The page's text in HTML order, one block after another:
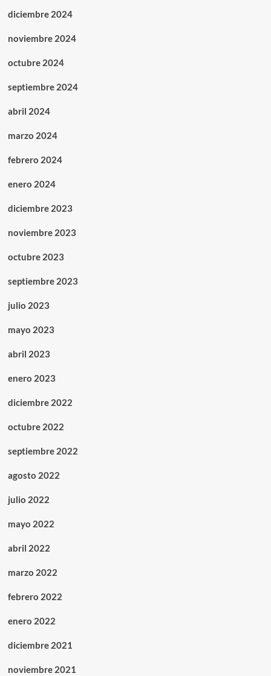
diciembre 2024
noviembre 2024
octubre 2024
septiembre 2024
abril 2024
marzo 2024
febrero 2024
enero 2024
diciembre 2023
noviembre 2023
octubre 2023
septiembre 2023
julio 2023
mayo 2023
abril 2023
enero 2023
diciembre 2022
octubre 2022
septiembre 2022
agosto 2022
julio 2022
mayo 2022
abril 2022
marzo 2022
febrero 2022
enero 2022
diciembre 2021
noviembre 2021